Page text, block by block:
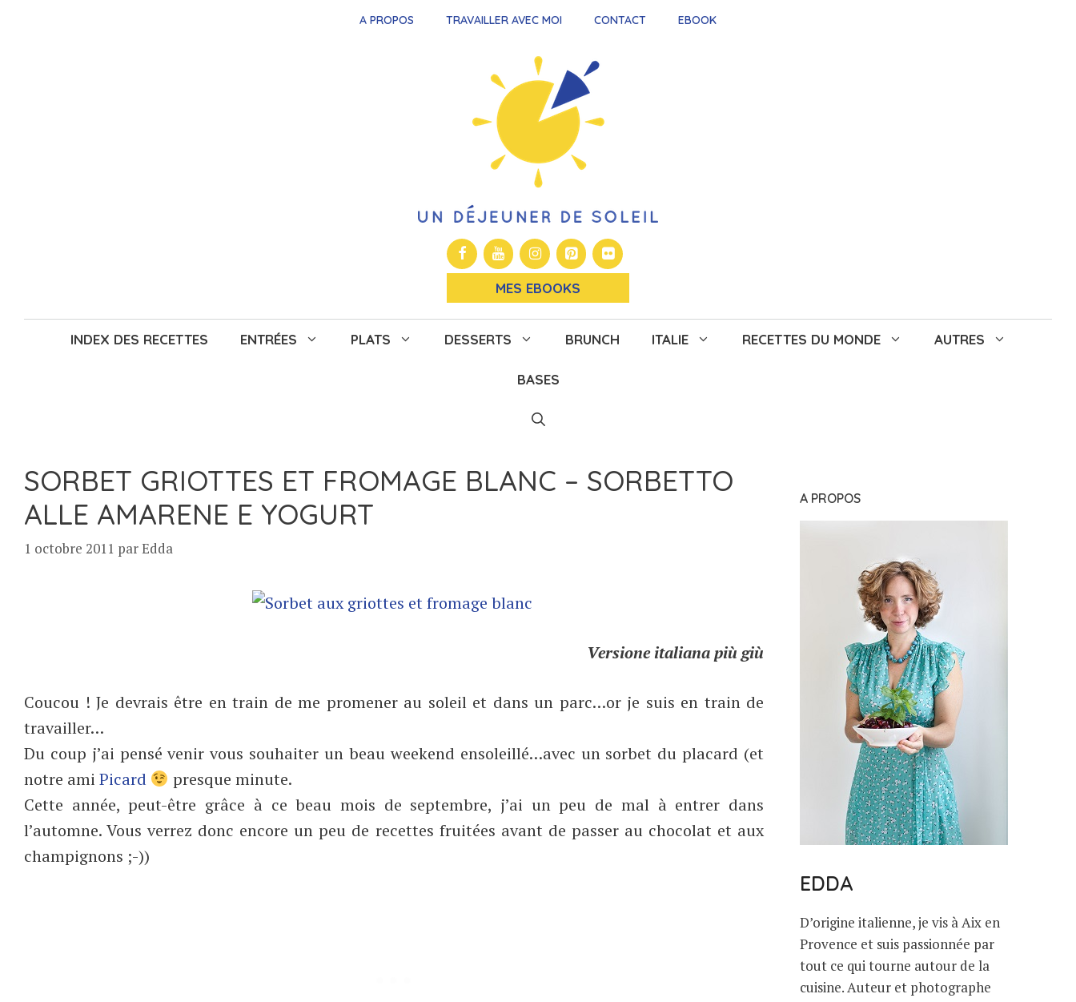
A PROPOS TRAVAILLER AVEC MOI CONTACT EBOOK
MES EBOOKS
INDEX DES RECETTES ENTRÉES PLATS DESSERTS BRUNCH ITALIE RECETTES DU MONDE AUTRES
BASES
SORBET GRIOTTES ET FROMAGE BLANC – SORBETTO
ALLE AMARENE E YOGURT
1 octobre 2011 parEdda
Versione italiana più giù
Coucou ! Je devrais être en train de me promener au soleil et dans un parc…or je suis en train de
travailler…
Du coup j’ai pensé venir vous souhaiter un beau weekend ensoleillé…avec un sorbet du placard (et
notre ami Picard
presque minute.
Cette année, peut-être grâce à ce beau mois de septembre, j’ai un peu de mal à entrer dans
l’automne. Vous verrez donc encore un peu de recettes fruitées avant de passer au chocolat et aux
champignons ;-))
A PROPOS
EDDA
D’origine italienne, je vis à Aix en
Provence et suis passionnée par
tout ce qui tourne autour de la
cuisine. Auteur et photographe